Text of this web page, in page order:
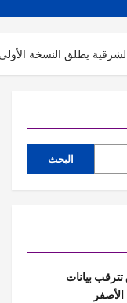
يطلق النسخة
البحث
بيانات